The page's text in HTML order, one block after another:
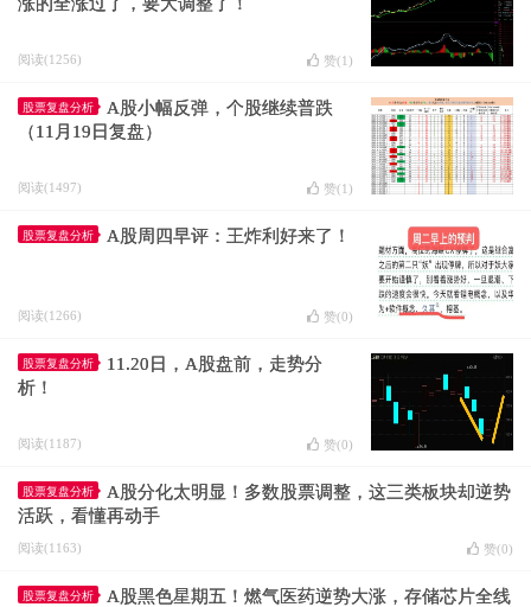
阅读(1256) 赞(1 )
股票复盘分析
A股小幅反弹，个股继续普跌
（11月19日复盘）
阅读(1497) 赞(1 )
股票复盘分析 A股周四早评：王炸利好来了！
阅读(1266) 赞(0)
股票复盘分析
11.20日，A股盘前，走势分
析！
阅读(1187) 赞(0)
股票复盘分析
A股分化太明显！多数股票调整，这三类板块却逆势
活跃，看懂再动手
阅读(1163) 赞(0)
股票复盘分析
A股黑色星期五！燃气医药逆势大涨，存储芯片全线